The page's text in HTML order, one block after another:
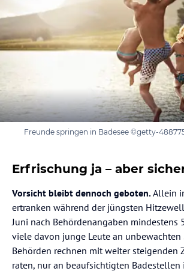
Freunde springen in Badesee ©getty-
Erfrischung ja – aber
Vorsicht bleibt dennoch geboten.Allein
ertranken während der jüngsten
Juni nach Behördenangaben mindestens
viele davon junge Leute an
Behörden rechnen mit weiter steigenden
raten, nur an beaufsichtigten Badestellen